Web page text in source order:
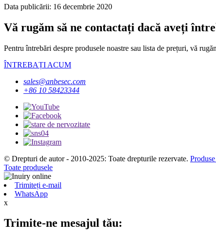
Data publicării: 16 decembrie 2020
Vă rugăm să ne contactați dacă aveți
Pentru întrebări despre produsele noastre sau lista de prețuri, vă
ÎNTREBAȚI ACUM
sales@anbesec.com
+86 10 58423344
© Drepturi de autor - 2010-2025: Toate drepturile rezervate.
Toate produsele
Trimiteți e-mail
WhatsApp
x
Trimite-ne mesajul tău: